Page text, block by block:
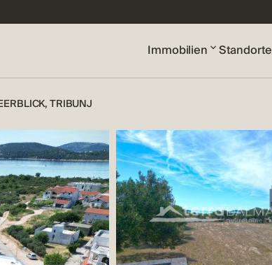
Immobilien Standorte
TRIBUNJ